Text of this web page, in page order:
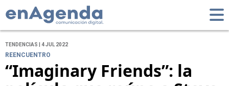
TENDENCIAS | 4 JUL 2022
REENCUENTRO
“Imaginary Friends”: la